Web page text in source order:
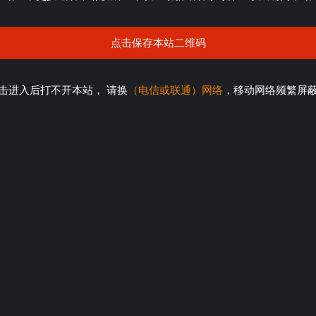
点击保存本站二维码
进入后打不开本站， 请换 （电信或联通）网络 ，移动网络频繁屏